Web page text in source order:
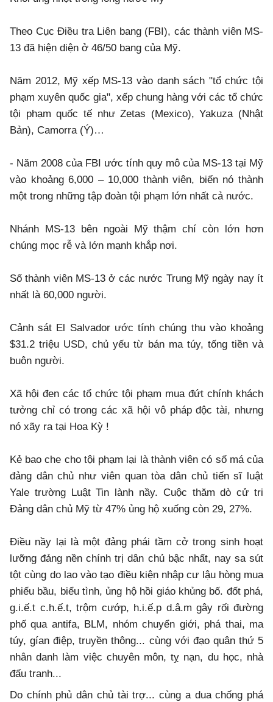
Theo Cục Điều tra Liên bang (FBI), các thành viên MS-
13 đã hiện diện ở 46/50 bang của Mỹ.
Năm 2012, Mỹ xếp MS-13 vào danh sách "tổ chức tội
phạm xuyên quốc gia", xếp chung hàng với các tổ chức
tội phạm quốc tế như Zetas (Mexico), Yakuza (Nhật
Bản), Camorra (Ý)…
- Năm 2008 của FBI ước tính quy mô của MS-13 tại Mỹ
vào khoảng 6,000 – 10,000 thành viên, biến nó thành
một trong những tập đoàn tội phạm lớn nhất cả nước.
Nhánh MS-13 bên ngoài Mỹ thậm chí còn lớn hơn
chúng mọc rễ và lớn mạnh khắp nơi.
Số thành viên MS-13 ở các nước Trung Mỹ ngày nay ít
nhất là 60,000 người.
Cảnh sát El Salvador ước tính chúng thu vào khoảng
$31.2 triệu USD, chủ yếu từ bán ma túy, tống tiền và
buôn người.
Xã hội đen các tổ chức tội phạm mua đứt chính khách
tưởng chỉ có trong các xã hội vô pháp độc tài, nhưng
nó xãy ra tại Hoa Kỳ !
Kẻ bao che cho tội phạm lại là thành viên có số má của
đảng dân chủ như viên quan tòa dân chủ tiến sĩ luật
Yale trường Luật Tin lành nầy. Cuộc thăm dò cử tri
Đảng dân chủ Mỹ từ 47% ủng hộ xuống còn 29, 27%.
Điều nầy lại là một đảng phái tầm cở trong sinh hoạt
lưỡng đảng nền chính trị dân chủ bậc nhất, nay sa sút
tột cùng do lao vào tạo điều kiện nhập cư lậu hòng mua
phiếu bầu, biểu tình, ủng hộ hồi giáo khủng bố. đốt phá,
g.i.ế.t c.h.ế.t, trộm cướp, h.i.ế.p d.â.m gây rối đường
phố qua antifa, BLM, nhóm chuyển giới, phá thai, ma
túy, gían điệp, truyền thông... cùng với đạo quân thứ 5
nhân danh làm việc chuyên môn, tỵ nạn, du học, nhà
đấu tranh...
Do chính phủ dân chủ tài trợ... cùng a dua chống phá